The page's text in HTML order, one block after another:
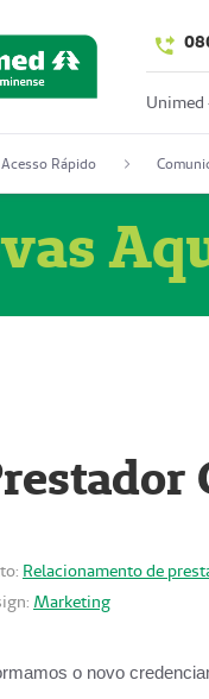
Unimed
Acesso Rápido
Relacionamento de
Marketing
o novo